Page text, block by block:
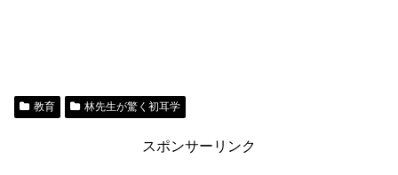
教育 林先生が驚く初耳学
スポンサーリンク